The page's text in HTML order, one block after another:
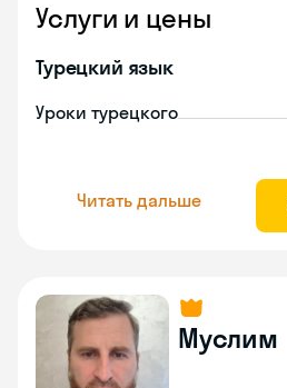
Услуги и цены
Турецкий язык
Уроки турецкого
Читать дальше
Муслим